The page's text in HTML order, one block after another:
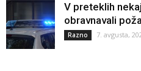
V preteklih
obravnavali
Razno 7. avgusta,